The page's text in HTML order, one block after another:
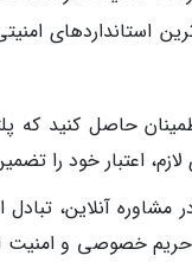
استانداردهای
حاصل کنید که
اعتبار خود را
مشاوره آنلاین،
حریم خصوصی و امنیت